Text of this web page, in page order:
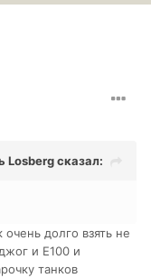
Losbergсказал:
долго взять не
и Е100 и
танков